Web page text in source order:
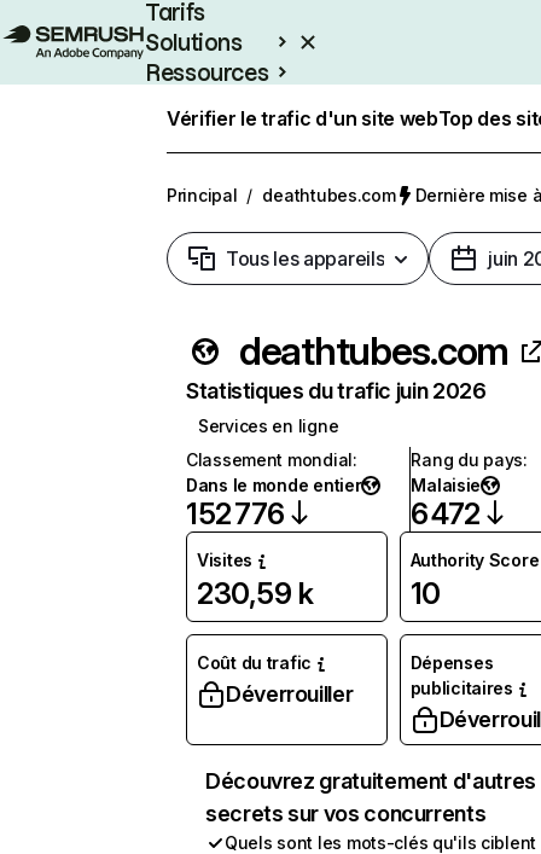
Tarifs
Solutions
Ressources
Vérifier le trafic d'un site webTop des
Principal / deathtubes.com Dernière mise
Tous les appareils juin
deathtubes.com
Statistiques du trafic juin 2026
Services en ligne
Classement mondial:
Dans le monde entier
152 776
Rang du pays:
Malaisie
6 472
Visites
230,59 k
Authority Score
10
Coût du trafic
Déverrouiller
Dépenses
publicitaires
Découvrez gratuitement d'autres
secrets sur vos concurrents
Quels sont les mots-clés qu'ils ciblent